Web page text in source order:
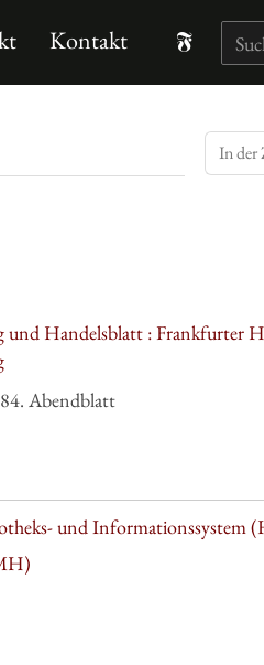
Kontakt
Handelsblatt : Frankfurter
Abendblatt
und Informationssystem